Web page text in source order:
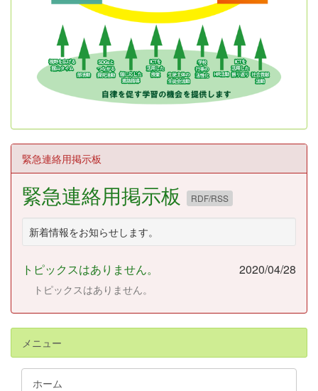
緊急連絡用掲示板
緊急連絡用掲示板 RDF/RSS
新着情報をお知らせします。
トピックスはありません。 2020/04/28
トピックスはありません。
メニュー
ホーム